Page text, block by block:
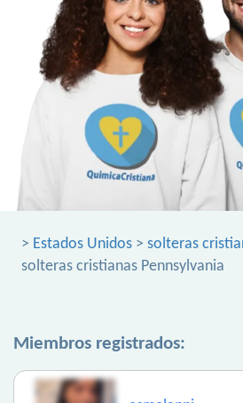
> Estados Unidos > solteras
solteras cristianas Pennsylvania
Miembros registrados: